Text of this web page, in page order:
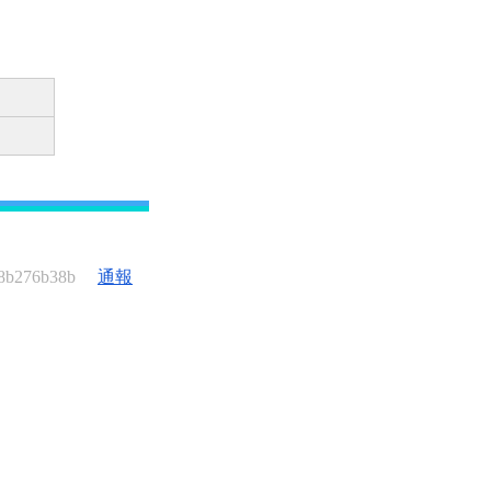
通報